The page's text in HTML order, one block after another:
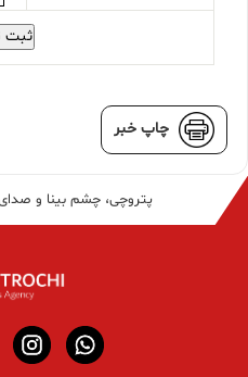
ثبت
چاپ خبر
پتروچی، چشم بینا و